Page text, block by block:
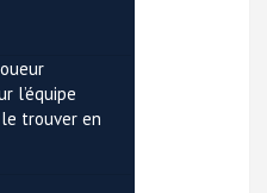
l’équipe
trouver en